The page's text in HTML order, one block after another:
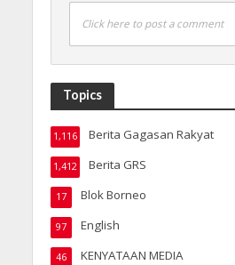
Click here to post a comment
Topics
Berita Gagasan Rakyat
1,116
Berita GRS
1,412
Blok Borneo
17
English
97
KENYATAAN MEDIA
46